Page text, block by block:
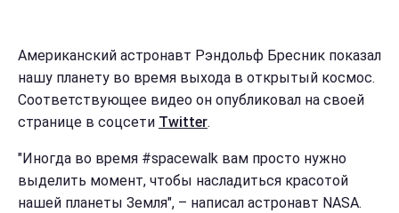
Американский астронавт Рэндольф Бресник показал
нашу планету во время выхода в открытый космос.
Соответствующее видео он опубликовал на своей
странице в соцсети Twitter.
"Иногда во время #spacewalk вам просто нужно
выделить момент, чтобы насладиться красотой
нашей планеты Земля", – написал астронавт NASA.